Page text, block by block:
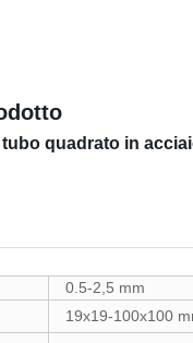
tubo quadrato in
0.5-2,5 mm
19x19-100x100